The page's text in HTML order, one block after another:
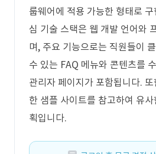
룹웨어에 적용 가능한 형태로
심 기술 스택은 웹 개발 언어와
며, 주요 기능으로는 직원들이
수 있는 FAQ 메뉴와 콘텐츠를
관리자 페이지가 포함됩니다.
한 샘플 사이트를 참고하여 유사
획입니다.